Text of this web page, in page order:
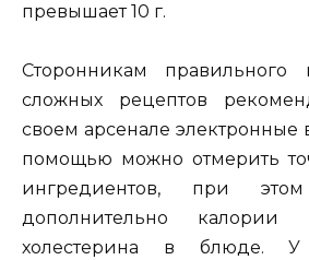
превышает 10 г.
Сторонникам
сложных рецептов
своем арсенале электронные
помощью можно отмерить
ингредиентов, при
дополнительно
холестерина в блюде. У